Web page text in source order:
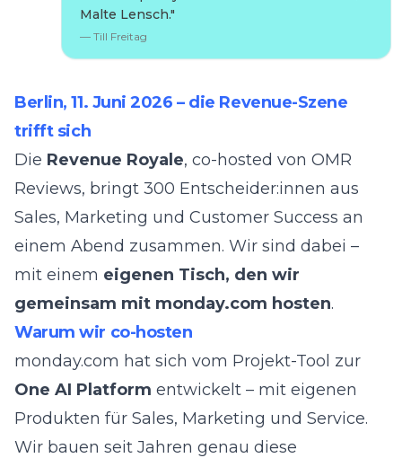
Malte Lensch."
— Till Freitag
Berlin, 11. Juni 2026 – die Revenue-Szene
trifft sich
Die Revenue Royale, co-hosted von OMR
Reviews, bringt 300 Entscheider:innen aus
Sales, Marketing und Customer Success an
einem Abend zusammen. Wir sind dabei –
mit einem eigenen Tisch, den wir
gemeinsam mit monday.com hosten.
Warum wir co-hosten
monday.com hat sich vom Projekt-Tool zur
One AI Platform entwickelt – mit eigenen
Produkten für Sales, Marketing und Service.
Wir bauen seit Jahren genau diese